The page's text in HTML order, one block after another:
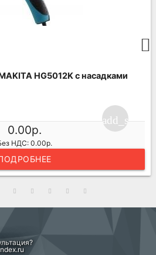
HG5012K с насадками
0.00р.
НДС: 0.00р.